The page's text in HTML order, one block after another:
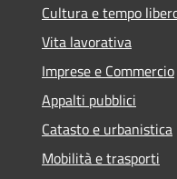
Cultura e tempo
Vita lavorativa
Imprese e Commercio
Appalti pubblici
Catasto e urbanistica
Mobilità e trasporti